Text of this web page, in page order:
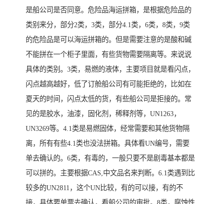
是船公司是否同意。危险品海运拼箱，是根据危险品的
类别来分，部分2类，3类，部分4.1类，6类，8类，9类
的危险品是可以海运拼箱的。但是需要注意的是酸和碱
不能拼在一个柜子里面，有些货物需要隔离等。来说说
具体的类别。3类，易燃的液体，主要项目就是看闪点，
闪点越高越好，低了订舱船公司有可能拒绝的，比如在
夏天的时间，闪点太低的货，有些船公司是拒接的。常
见的是胶水，油漆，固化剂，稀释剂等，UN1263，
UN3269等。4.1类是易燃固体，经常需要和其他货物隔
离，所有有些4.1类也没法拼箱。具体看UN编号，需要
单去确认的。6类，有毒的，一般只要不是剧毒基本都是
可以拼的。主要根据CAS,中文品名来判断。6.1类遇到比
较多的UN2811，这个UN比较，有的可以接，有的不